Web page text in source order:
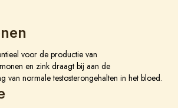
voor de productie van
en zink draagt bij aan de
van normale testosterongehalten in het bloed.